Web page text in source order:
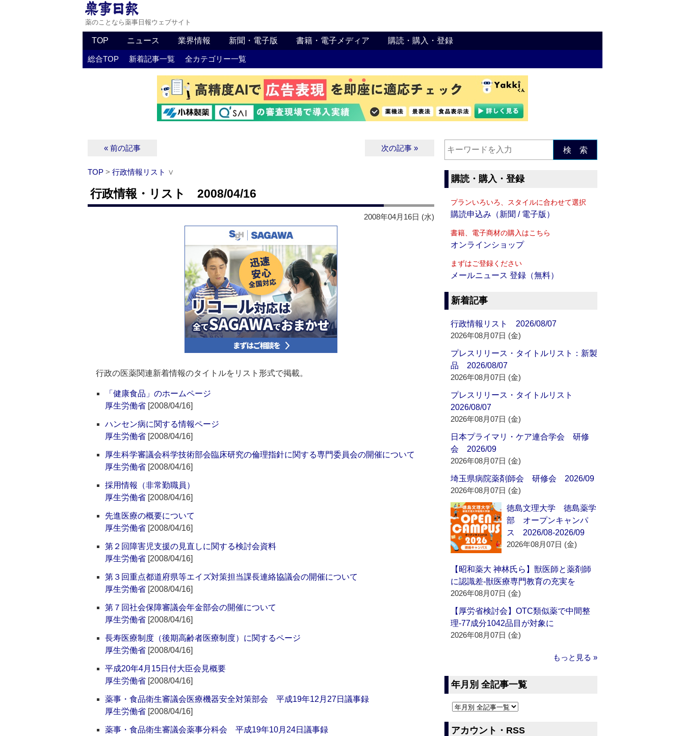
薬のことなら薬事日報ウェブサイト
TOP ニュース 業界情報 新聞・電子版 書籍・電子メディア 購読・購入・登録
総合TOP 新着記事一覧 全カテゴリー一覧
« 前の記事 次の記事 »
TOP > 行政情報リスト ∨
行政情報・リスト 2008/04/16
2008年04月16日 (水)
行政の医薬関連新着情報のタイトルをリスト形式で掲載。
「健康食品」のホームページ
厚生労働省 [2008/04/16]
ハンセン病に関する情報ページ
厚生労働省 [2008/04/16]
厚生科学審議会科学技術部会臨床研究の倫理指針に関する専門委員会の開催について
厚生労働省 [2008/04/16]
採用情報（非常勤職員）
厚生労働省 [2008/04/16]
先進医療の概要について
厚生労働省 [2008/04/16]
第２回障害児支援の見直しに関する検討会資料
厚生労働省 [2008/04/16]
第３回重点都道府県等エイズ対策担当課長連絡協議会の開催について
厚生労働省 [2008/04/16]
第７回社会保障審議会年金部会の開催について
厚生労働省 [2008/04/16]
長寿医療制度（後期高齢者医療制度）に関するページ
厚生労働省 [2008/04/16]
平成20年4月15日付大臣会見概要
厚生労働省 [2008/04/16]
薬事・食品衛生審議会医療機器安全対策部会 平成19年12月27日議事録
厚生労働省 [2008/04/16]
薬事・食品衛生審議会薬事分科会 平成19年10月24日議事録
検 索
購読・購入・登録
プランいろいろ、スタイルに合わせて選択
購読申込み（新聞 / 電子版）
書籍、電子商材の購入はこちら
オンラインショップ
まずはご登録ください
メールニュース 登録（無料）
新着記事
行政情報リスト 2026/08/07
2026年08月07日 (金)
プレスリリース・タイトルリスト：新製
品 2026/08/07
2026年08月07日 (金)
プレスリリース・タイトルリスト
2026/08/07
2026年08月07日 (金)
日本プライマリ・ケア連合学会 研修
会 2026/09
2026年08月07日 (金)
埼玉県病院薬剤師会 研修会 2026/09
2026年08月07日 (金)
徳島文理大学 徳島薬学
部 オープンキャンパ
ス 2026/08-2026/09
2026年08月07日 (金)
【昭和薬大 神林氏ら】獣医師と薬剤師
に認識差‐獣医療専門教育の充実を
2026年08月07日 (金)
【厚労省検討会】OTC類似薬で中間整
理‐77成分1042品目が対象に
2026年08月07日 (金)
もっと見る »
年月別 全記事一覧
アカウント・RSS